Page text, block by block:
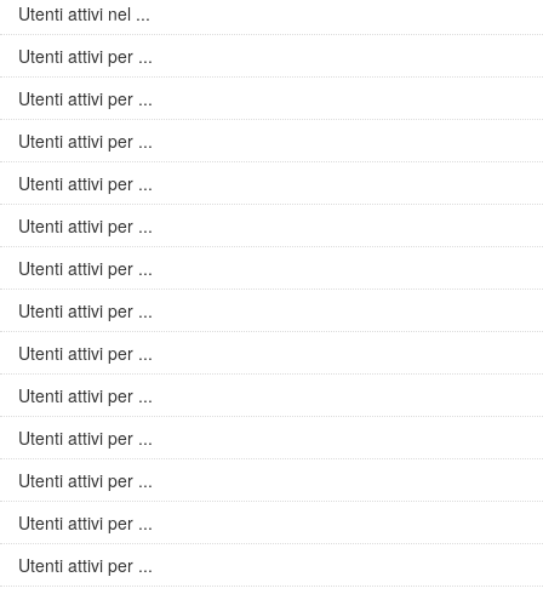
Utenti attivi nel ...
Utenti attivi per ...
Utenti attivi per ...
Utenti attivi per ...
Utenti attivi per ...
Utenti attivi per ...
Utenti attivi per ...
Utenti attivi per ...
Utenti attivi per ...
Utenti attivi per ...
Utenti attivi per ...
Utenti attivi per ...
Utenti attivi per ...
Utenti attivi per ...